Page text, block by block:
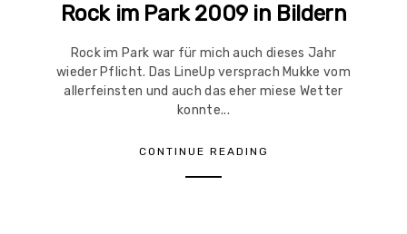
Rock im Park 2009 in Bildern
Rock im Park war für mich auch dieses Jahr
wieder Pflicht. Das LineUp versprach Mukke vom
allerfeinsten und auch das eher miese Wetter
konnte...
CONTINUE READING